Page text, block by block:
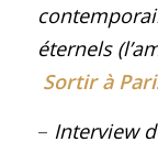
éternels
Sortir à
– Interview